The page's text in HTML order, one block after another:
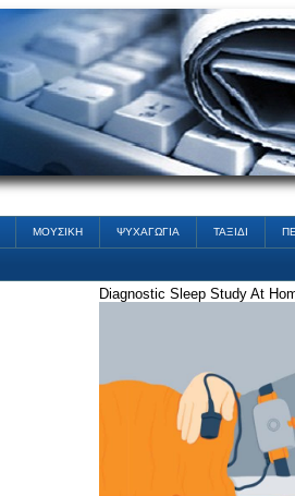
ΜΟΥΣΙΚΗ ΨΥΧΑΓΩΓΙΑ ΤΑΞΙΔΙ
Diagnostic Sleep Study At